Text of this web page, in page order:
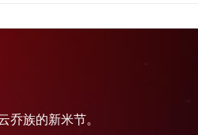
族的新米节。